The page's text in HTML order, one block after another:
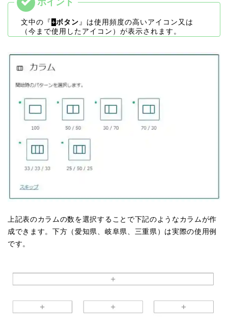
文中の『+ボタン 』は使用頻度の高いアイコン又は
（今まで使用したアイコン）が表示されます。
上記表のカラムの数を選択することで下記のようなカラムが作
成できます。下方（愛知県、岐阜県、三重県）は実際の使用例
です。